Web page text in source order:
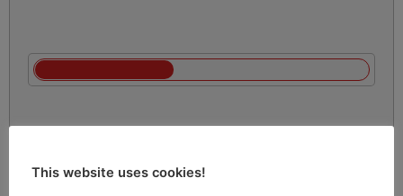
This website uses cookies!